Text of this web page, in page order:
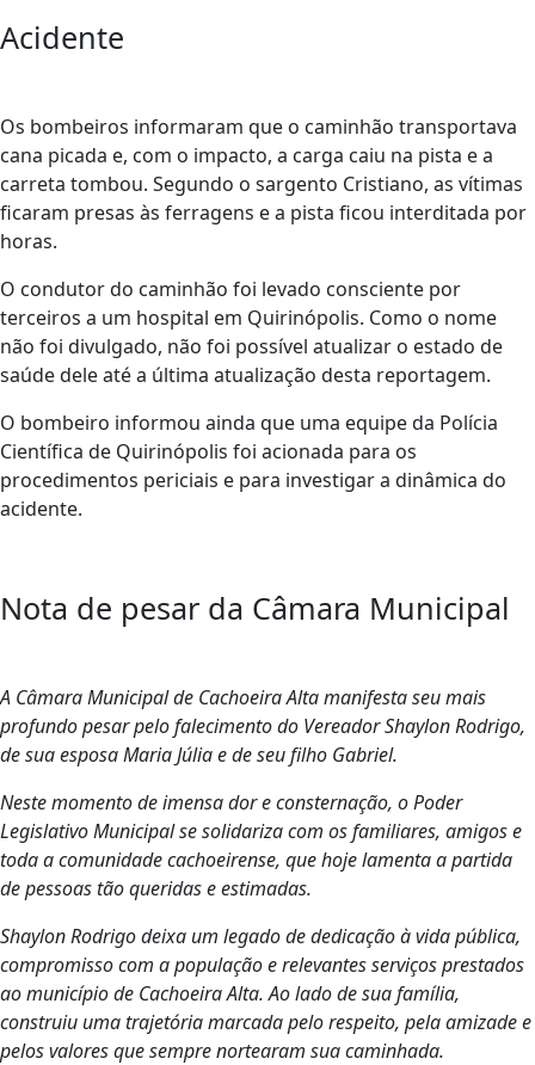
Acidente
Os bombeiros informaram que o caminhão transportava
cana picada e, com o impacto, a carga caiu na pista e a
carreta tombou. Segundo o sargento Cristiano, as vítimas
ficaram presas às ferragens e a pista ficou interditada por
horas.
O condutor do caminhão foi levado consciente por
terceiros a um hospital em Quirinópolis. Como o nome
não foi divulgado, não foi possível atualizar o estado de
saúde dele até a última atualização desta reportagem.
O bombeiro informou ainda que uma equipe da Polícia
Científica de Quirinópolis foi acionada para os
procedimentos periciais e para investigar a dinâmica do
acidente.
Nota de pesar da Câmara Municipal
A Câmara Municipal de Cachoeira Alta manifesta seu mais
profundo pesar pelo falecimento do Vereador Shaylon Rodrigo,
de sua esposa Maria Júlia e de seu filho Gabriel.
Neste momento de imensa dor e consternação, o Poder
Legislativo Municipal se solidariza com os familiares, amigos e
toda a comunidade cachoeirense, que hoje lamenta a partida
de pessoas tão queridas e estimadas.
Shaylon Rodrigo deixa um legado de dedicação à vida pública,
compromisso com a população e relevantes serviços prestados
ao município de Cachoeira Alta. Ao lado de sua família,
construiu uma trajetória marcada pelo respeito, pela amizade e
pelos valores que sempre nortearam sua caminhada.